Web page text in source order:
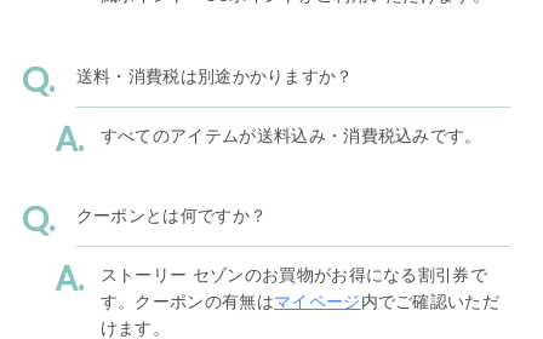
送料・消費税は別途かかりますか？
すべてのアイテムが送料込み・消費税込みです。
クーポンとは何ですか？
ストーリー セゾンのお買物がお得になる割引券で
す。クーポンの有無はマイページ内でご確認いただ
けます。